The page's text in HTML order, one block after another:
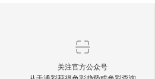
关注官方公众号